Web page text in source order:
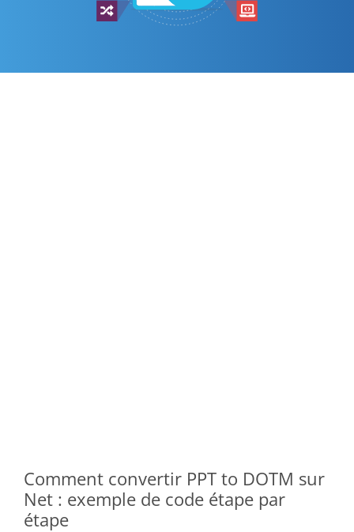
Comment convertir PPT to DOTM sur
Net : exemple de code étape par
étape